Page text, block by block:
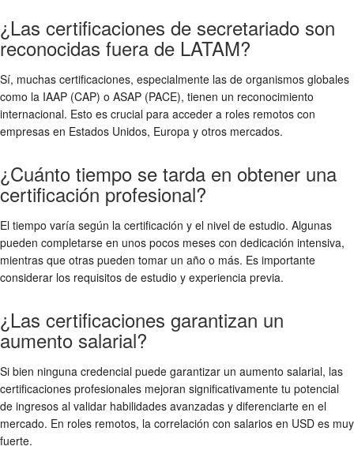
¿Las certificaciones de secretariado son
reconocidas fuera de LATAM?
Sí, muchas certificaciones, especialmente las de organismos globales
como la IAAP (CAP) o ASAP (PACE), tienen un reconocimiento
internacional. Esto es crucial para acceder a roles remotos con
empresas en Estados Unidos, Europa y otros mercados.
¿Cuánto tiempo se tarda en obtener una
certificación profesional?
El tiempo varía según la certificación y el nivel de estudio. Algunas
pueden completarse en unos pocos meses con dedicación intensiva,
mientras que otras pueden tomar un año o más. Es importante
considerar los requisitos de estudio y experiencia previa.
¿Las certificaciones garantizan un
aumento salarial?
Si bien ninguna credencial puede garantizar un aumento salarial, las
certificaciones profesionales mejoran significativamente tu potencial
de ingresos al validar habilidades avanzadas y diferenciarte en el
mercado. En roles remotos, la correlación con salarios en USD es muy
fuerte.